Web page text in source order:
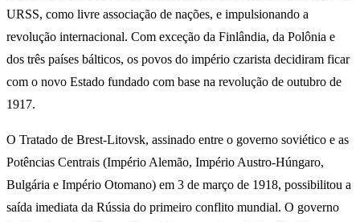
URSS, como livre associação de nações, e impulsionando a
revolução internacional. Com exceção da Finlândia, da Polônia e
dos três países bálticos, os povos do império czarista decidiram ficar
com o novo Estado fundado com base na revolução de outubro de
1917.
O Tratado de Brest-Litovsk, assinado entre o governo soviético e as
Potências Centrais (Império Alemão, Império Austro-Húngaro,
Bulgária e Império Otomano) em 3 de março de 1918, possibilitou a
saída imediata da Rússia do primeiro conflito mundial. O governo